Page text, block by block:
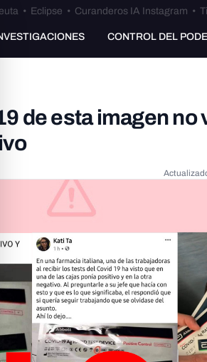
• Eclipse • Curanderos IA Instagram •
CONTROL DEL
de esta imagen no